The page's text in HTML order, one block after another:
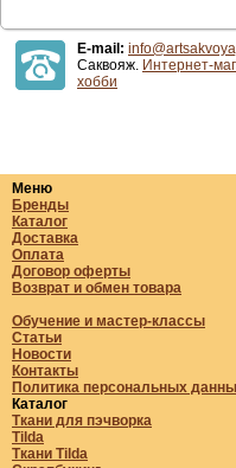
E-mail:
Саквояж. Интернет-
хобби
Меню
Бренды
Каталог
Доставка
Оплата
Договор оферты
Возврат и обмен товара
Обучение и мастер-классы
Статьи
Новости
Контакты
Политика персональных
Каталог
Ткани для пэчворка
Tilda
Ткани Tilda